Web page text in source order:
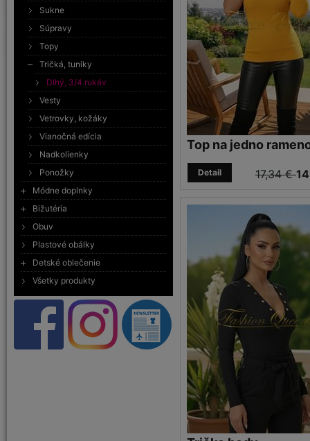
Sukne
Súpravy
Topy
Tričká, tuniky
Dlhý, 3/4 rukáv
Vesty
Vetrovky, kožáky
Vianočná edícia
Nadkolienky
Ponožky
Módne doplnky
Bižutéria
Obuv
Plastové obálky
Detské oblečenie
Všetky produkty
Top na jedno
17,34 €
Detail